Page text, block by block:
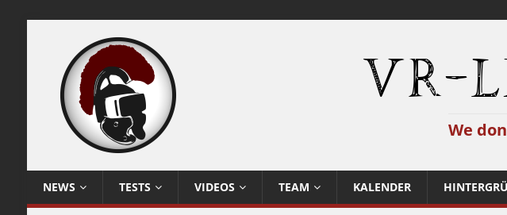
VR-
We
NEWS TESTS VIDEOS TEAM KALENDER